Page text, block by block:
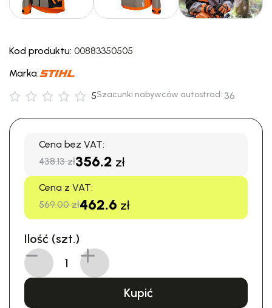
Kod produktu: 00883350505
Marka:
5Szacunki nabywców autostrad: 36
Cena bez VAT:
438.13 zł356.2 zł
Cena z VAT:
569.00 zł462.6 zł
Ilość (szt.)
Kupić